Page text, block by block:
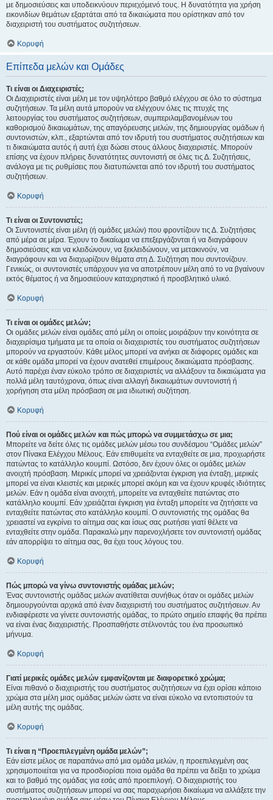
με δημοσιεύσεις και υποδεικνύουν περιεχόμενό τους. Η δυνατότητα για χρήση
εικονιδίων θεμάτων εξαρτάται από τα δικαιώματα που ορίστηκαν από τον
διαχειριστή του συστήματος συζητήσεων.
Κορυφή
Επίπεδα μελών και Ομάδες
Τι είναι οι Διαχειριστές;
Οι Διαχειριστές είναι μέλη με τον υψηλότερο βαθμό ελέγχου σε όλο το σύστημα
συζητήσεων. Τα μέλη αυτά μπορούν να ελέγχουν όλες τις πτυχές της
λειτουργίας του συστήματος συζητήσεων, συμπεριλαμβανομένων του
καθορισμού δικαιωμάτων, της απαγόρευσης μελών, της δημιουργίας ομάδων ή
συντονιστών, κλπ., εξαρτώνται από τον ιδρυτή του συστήματος συζητήσεων και
τι δικαιώματα αυτός ή αυτή έχει δώσει στους άλλους διαχειριστές. Μπορούν
επίσης να έχουν πλήρεις δυνατότητες συντονιστή σε όλες τις Δ. Συζητήσεις,
ανάλογα με τις ρυθμίσεις που διατυπώνεται από τον ιδρυτή του συστήματος
συζητήσεων.
Κορυφή
Τι είναι οι Συντονιστές;
Οι Συντονιστές είναι μέλη (ή ομάδες μελών) που φροντίζουν τις Δ. Συζητήσεις
από μέρα σε μέρα. Έχουν το δικαίωμα να επεξεργάζονται ή να διαγράφουν
δημοσιεύσεις και να κλειδώνουν, να ξεκλειδώνουν, να μετακινούν, να
διαγράφουν και να διαχωρίζουν θέματα στη Δ. Συζήτηση που συντονίζουν.
Γενικώς, οι συντονιστές υπάρχουν για να αποτρέπουν μέλη από το να βγαίνουν
εκτός θέματος ή να δημοσιεύουν καταχρηστικό ή προσβλητικό υλικό.
Κορυφή
Τι είναι οι ομάδες μελών;
Οι ομάδες μελών είναι ομάδες από μέλη οι οποίες μοιράζουν την κοινότητα σε
διαχειρίσιμα τμήματα με τα οποία οι διαχειριστές του συστήματος συζητήσεων
μπορούν να εργαστούν. Κάθε μέλος μπορεί να ανήκει σε διάφορες ομάδες και
σε κάθε ομάδα μπορεί να έχουν ανατεθεί επιμέρους δικαιώματα πρόσβασης.
Αυτό παρέχει έναν εύκολο τρόπο σε διαχειριστές να αλλάξουν τα δικαιώματα για
πολλά μέλη ταυτόχρονα, όπως είναι αλλαγή δικαιωμάτων συντονιστή ή
χορήγηση στα μέλη πρόσβαση σε μια ιδιωτική συζήτηση.
Κορυφή
Πού είναι οι ομάδες μελών και πώς μπορώ να συμμετάσχω σε μια;
Μπορείτε να δείτε όλες τις ομάδες μελών μέσω του συνδέσμου “Ομάδες μελών”
στον Πίνακα Ελέγχου Μέλους. Εάν επιθυμείτε να ενταχθείτε σε μια, προχωρήστε
πατώντας το κατάλληλο κουμπί. Ωστόσο, δεν έχουν όλες οι ομάδες μελών
ανοιχτή πρόσβαση. Μερικές μπορεί να χρειάζονται έγκριση για ένταξη, μερικές
μπορεί να είναι κλειστές και μερικές μπορεί ακόμη και να έχουν κρυφές ιδιότητες
μελών. Εάν η ομάδα είναι ανοιχτή, μπορείτε να ενταχθείτε πατώντας στο
κατάλληλο κουμπί. Εάν χρειάζεται έγκριση για ένταξη μπορείτε να ζητήσετε να
ενταχθείτε πατώντας στο κατάλληλο κουμπί. Ο συντονιστής της ομάδας θα
χρειαστεί να εγκρίνει το αίτημα σας και ίσως σας ρωτήσει γιατί θέλετε να
ενταχθείτε στην ομάδα. Παρακαλώ μην παρενοχλήσετε τον συντονιστή ομάδας
εάν απορρίψει το αίτημα σας, θα έχει τους λόγους του.
Κορυφή
Πώς μπορώ να γίνω συντονιστής ομάδας μελών;
Ένας συντονιστής ομάδας μελών ανατίθεται συνήθως όταν οι ομάδες μελών
δημιουργούνται αρχικά από έναν διαχειριστή του συστήματος συζητήσεων. Αν
ενδιαφέρεστε να γίνετε συντονιστής ομάδας, το πρώτο σημείο επαφής θα πρέπει
να είναι ένας διαχειριστής. Προσπαθήστε στέλνοντάς του ένα προσωπικό
μήνυμα.
Κορυφή
Γιατί μερικές ομάδες μελών εμφανίζονται με διαφορετικό χρώμα;
Είναι πιθανό ο διαχειριστής του συστήματος συζητήσεων να έχει ορίσει κάποιο
χρώμα στα μέλη μιας ομάδας μελών ώστε να είναι εύκολο να εντοπιστούν τα
μέλη αυτής της ομάδας.
Κορυφή
Τι είναι η “Προεπιλεγμένη ομάδα μελών”;
Εάν είστε μέλος σε παραπάνω από μια ομάδα μελών, η προεπιλεγμένη σας
χρησιμοποιείται για να προσδιορίσει ποια ομάδα θα πρέπει να δείξει το χρώμα
και το βαθμό της ομάδας για εσάς από προεπιλογή. Ο διαχειριστής του
συστήματος συζητήσεων μπορεί να σας παραχωρήσει δικαίωμα να αλλάξετε την